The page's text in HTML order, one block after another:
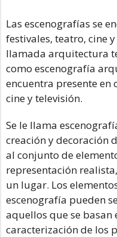
Las escenografías se
festivales, teatro, cine
llamada arquitectura
como escenografía
encuentra presente en
cine y televisión.
Se le llama
creación y decoración
al conjunto de
representación
un lugar. Los
escenografía pueden
aquellos que se
caracterización de los